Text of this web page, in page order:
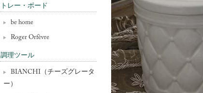
トレー・ボード
be home
Roger Orfèvre
調理ツール
BIANCHI（チーズグレータ
ー）